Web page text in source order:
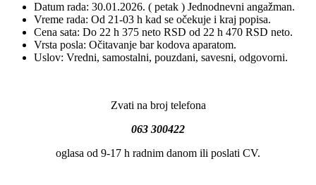
Datum rada: 30.01.2026. ( petak ) Jednodnevni angažman.
Vreme rada: Od 21-03 h kad se očekuje i kraj popisa.
Cena sata: Do 22 h 375 neto RSD od 22 h 470 RSD neto.
Vrsta posla: Očitavanje bar kodova aparatom.
Uslov: Vredni, samostalni, pouzdani, savesni, odgovorni.
Zvati na broj telefona
063 300422
oglasa od 9-17 h radnim danom ili poslati CV.